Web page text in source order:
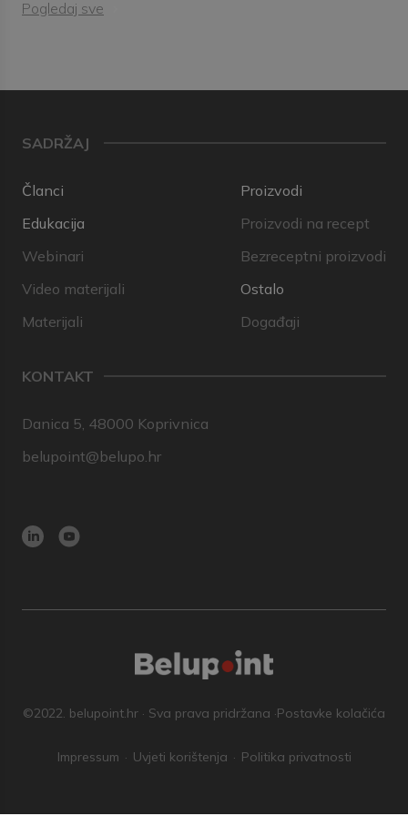
Pogledaj sve
SADRŽAJ
Članci
Edukacija
Webinari
Video materijali
Materijali
Proizvodi
Proizvodi na recept
Bezreceptni proizvodi
Ostalo
Događaji
KONTAKT
Danica 5, 48000 Koprivnica
belupoint@belupo.hr
©2022. belupoint.hr · Sva prava pridržana ·Postavke kolačića
Impressum Uvjeti korištenja Politika privatnosti